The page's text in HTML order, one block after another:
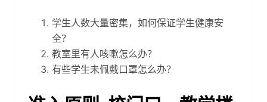
学生人数大量密集，如何保证学生健康安
全？
教室里有人咳嗽怎么办？
有些学生未佩戴口罩怎么办？